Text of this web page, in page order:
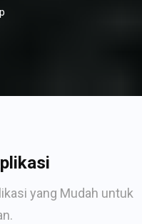
yang Mudah untuk